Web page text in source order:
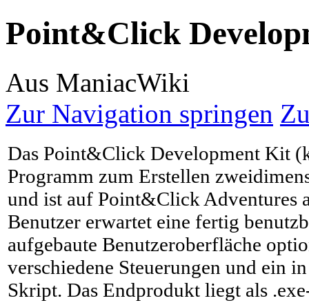
Point&Click
Aus ManiacWiki
Zur Navigation springen
Das Point&Click Development Kit
Programm zum Erstellen
und ist auf Point&Click Adventures
Benutzer erwartet eine fertig
aufgebaute Benutzeroberfläche
verschiedene Steuerungen und ein
Skript. Das Endprodukt liegt als